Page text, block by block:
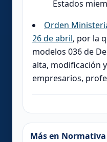
Estados
Orden
26 de abril, por la
modelos 036 de
alta, modificación
empresarios,
Más en Normativa